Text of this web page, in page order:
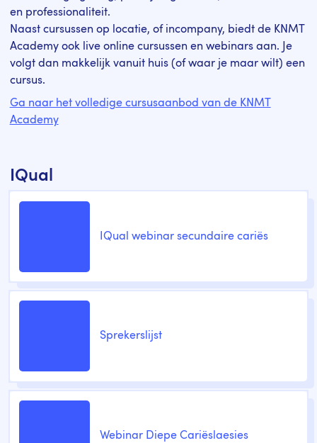
en professionaliteit.
Naast cursussen op locatie, of incompany, biedt de KNMT
Academy ook live online cursussen en webinars aan. Je
volgt dan makkelijk vanuit huis (of waar je maar wilt) een
cursus.
Ga naar het volledige cursusaanbod van de KNMT
Academy
IQual
IQual webinar secundaire cariës
Sprekerslijst
Webinar Diepe Cariëslaesies